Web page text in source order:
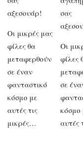
αξεσουάρ!
Οι μικρές μας
φίλες θα
μεταφερθούν
σε έναν
φανταστικό
κόσμο με
αυτές τις
μικρές…
σας
Οι
φίλες
σε
κόσμο
αυτές